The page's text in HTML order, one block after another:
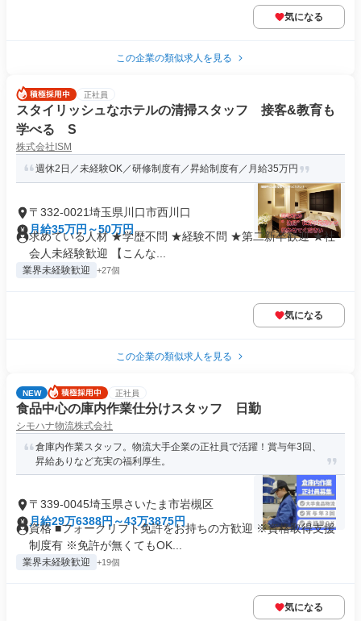
気になる
この企業の類似求人を見る
正社員
スタイリッシュなホテルの清掃スタッフ 接客&教育も
学べる S
株式会社ISM
週休2日／未経験OK／研修制度有／昇給制度有／月給35万円
〒332-0021埼玉県川口市西川口
月給35万円～50万円
求めている人材 ★学歴不問 ★経験不問 ★第二新卒歓迎 ★社
会人未経験歓迎 【こんな...
業界未経験歓迎 +27個
気になる
この企業の類似求人を見る
NEW 正社員
食品中心の庫内作業仕分けスタッフ 日勤
シモハナ物流株式会社
倉庫内作業スタッフ。物流大手企業の正社員で活躍！賞与年3回、
昇給ありなど充実の福利厚生。
〒339-0045埼玉県さいたま市岩槻区
月給29万6388円～43万3875円
資格 ■フォークリフト免許をお持ちの方歓迎 ※資格取得支援
制度有 ※免許が無くてもOK...
業界未経験歓迎 +19個
気になる